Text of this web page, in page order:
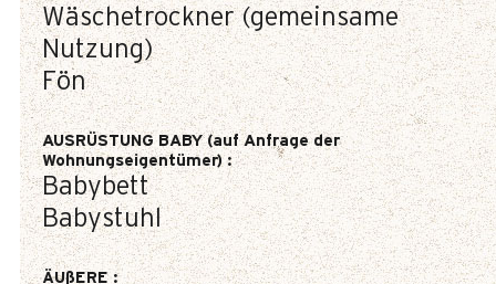
Wäschetrockner (gemeinsame
Nutzung)
Fön
AUSRÜSTUNG BABY (auf Anfrage der
Wohnungseigentümer):
Babybett
Babystuhl
ÄUßERE :